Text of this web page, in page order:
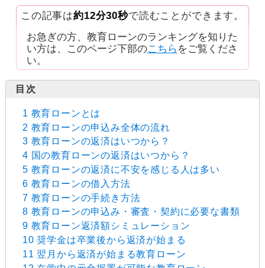
この記事は約12分30秒で読むことができます。
お急ぎの方、教育ローンのランキングを知りた
い方は、このページ下部のこちら をご覧くださ
い。
1 教育ローンとは
2 教育ローンの申込み全体の流れ
3 教育ローンの返済はいつから？
4 国の教育ローンの返済はいつから？
5 教育ローンの返済に不安を感じる人は多い
6 教育ローンの借入方法
7 教育ローンの手続き方法
8 教育ローンの申込み・審査・契約に必要な書類
9 教育ローン返済額シミュレーション
10 奨学金は卒業後から返済が始まる
11 翌月から返済が始まる教育ローン